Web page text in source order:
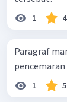
1
Paragraf
1